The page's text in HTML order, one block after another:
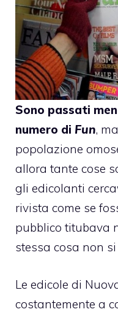
Sono passati
numero di Fun,
popolazione
allora tante cose
gli edicolanti
rivista come se
pubblico titubava
stessa cosa non
Le edicole di
costantemente a